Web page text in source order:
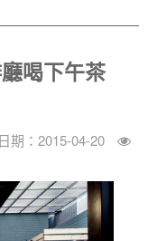
喝下午茶
期：2015-04-20